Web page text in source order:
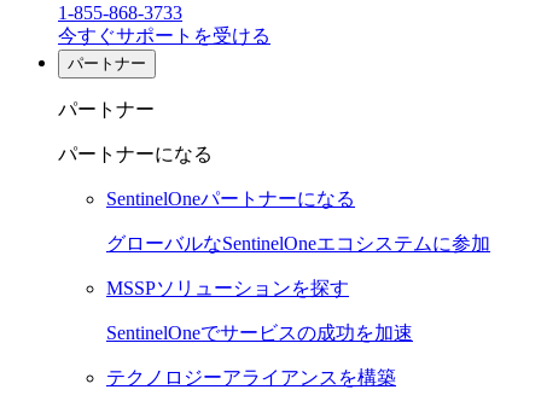
1-855-868-3733
今すぐサポートを受ける
パートナー
パートナー
パートナーになる
SentinelOneパートナーになる
グローバルなSentinelOneエコシステムに参加
MSSPソリューションを探す
SentinelOneでサービスの成功を加速
テクノロジーアライアンスを構築